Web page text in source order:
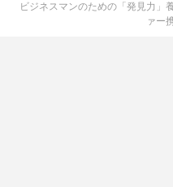
ビジネスマンのための「発見力」
ァー